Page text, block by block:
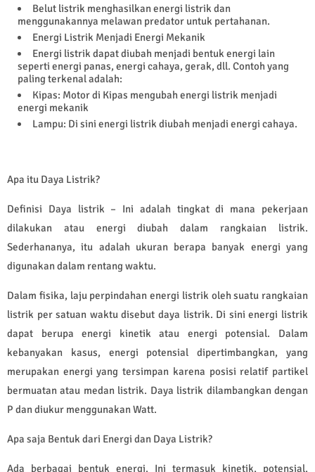
Belut listrik menghasilkan energi listrik dan
menggunakannya melawan predator untuk pertahanan.
Energi Listrik Menjadi Energi Mekanik
Energi listrik dapat diubah menjadi bentuk energi lain
seperti energi panas, energi cahaya, gerak, dll. Contoh yang
paling terkenal adalah:
Kipas: Motor di Kipas mengubah energi listrik menjadi
energi mekanik
Lampu: Di sini energi listrik diubah menjadi energi cahaya.
Apa itu Daya Listrik?
Definisi Daya listrik – Ini adalah tingkat di mana pekerjaan
dilakukan atau energi diubah dalam rangkaian listrik.
Sederhananya, itu adalah ukuran berapa banyak energi yang
digunakan dalam rentang waktu.
Dalam fisika, laju perpindahan energi listrik oleh suatu rangkaian
listrik per satuan waktu disebut daya listrik. Di sini energi listrik
dapat berupa energi kinetik atau energi potensial. Dalam
kebanyakan kasus, energi potensial dipertimbangkan, yang
merupakan energi yang tersimpan karena posisi relatif partikel
bermuatan atau medan listrik. Daya listrik dilambangkan dengan
P dan diukur menggunakan Watt.
Apa saja Bentuk dari Energi dan Daya Listrik?
Ada berbagai bentuk energi. Ini termasuk kinetik, potensial,